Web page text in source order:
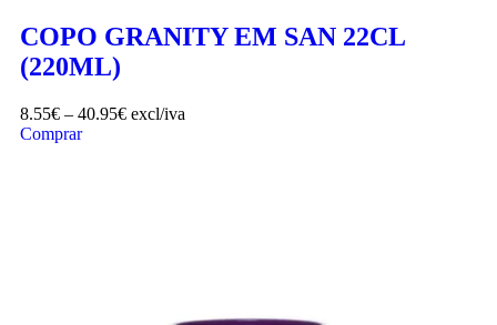
COPO GRANITY EM SAN 22CL
(220ML)
8.55€ – 40.95€ excl/iva
Comprar